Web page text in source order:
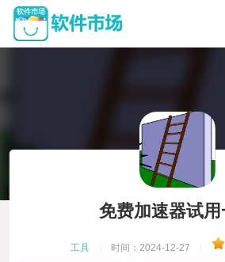
免费加速器试用
工具 时间：2024-12-27